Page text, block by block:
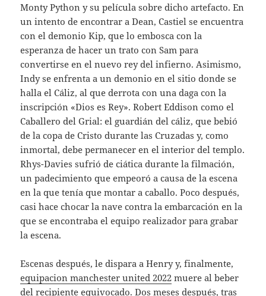
Monty Python y su película sobre dicho artefacto. En
un intento de encontrar a Dean, Castiel se encuentra
con el demonio Kip, que lo embosca con la
esperanza de hacer un trato con Sam para
convertirse en el nuevo rey del infierno. Asimismo,
Indy se enfrenta a un demonio en el sitio donde se
halla el Cáliz, al que derrota con una daga con la
inscripción «Dios es Rey». Robert Eddison como el
Caballero del Grial: el guardián del cáliz, que bebió
de la copa de Cristo durante las Cruzadas y, como
inmortal, debe permanecer en el interior del templo.
Rhys-Davies sufrió de ciática durante la filmación,
un padecimiento que empeoró a causa de la escena
en la que tenía que montar a caballo. Poco después,
casi hace chocar la nave contra la embarcación en la
que se encontraba el equipo realizador para grabar
la escena.
Escenas después, le dispara a Henry y, finalmente,
equipacion manchester united 2022 muere al beber
del recipiente equivocado. Dos meses después, tras